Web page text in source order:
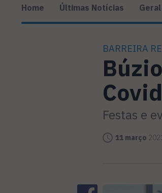
Home Últimas Notícias Geral
BARREIRA
Festas e
11 março